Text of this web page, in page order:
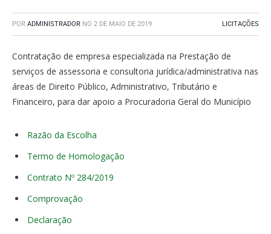
POR ADMINISTRADOR NO 2 DE MAIO DE 2019 LICITAÇÕES
Contratação de empresa especializada na Prestação de
serviços de assessoria e consultoria jurídica/administrativa nas
áreas de Direito Público, Administrativo, Tributário e
Financeiro, para dar apoio a Procuradoria Geral do Município
Razão da Escolha
Termo de Homologação
Contrato Nº 284/2019
Comprovação
Declaração